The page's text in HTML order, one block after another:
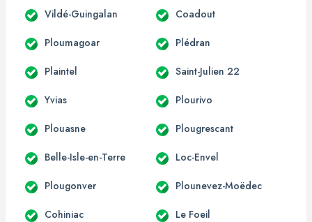
Vildé-Guingalan Coadout
Ploumagoar Plédran
Plaintel Saint-Julien 22
Yvias Plourivo
Plouasne Plougrescant
Belle-Isle-en-Terre Loc-Envel
Plougonver Plounevez-Moëdec
Cohiniac Le Foeil